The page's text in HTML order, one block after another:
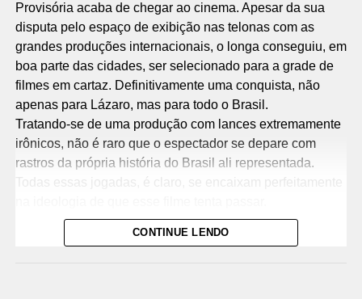
Provisória acaba de chegar ao cinema. Apesar da sua
disputa pelo espaço de exibição nas telonas com as
grandes produções internacionais, o longa conseguiu, em
boa parte das cidades, ser selecionado para a grade de
filmes em cartaz. Definitivamente uma conquista, não
apenas para Lázaro, mas para todo o Brasil.
Tratando-se de uma produção com lances extremamente
irônicos, não é raro que o espectador se depare com
rastros da própria história do Brasil ali representada.
Em uma análise mais técnica, destaca-se a impecável
direção de fotografia do filme. Em diversos momentos,
CONTINUE LENDO